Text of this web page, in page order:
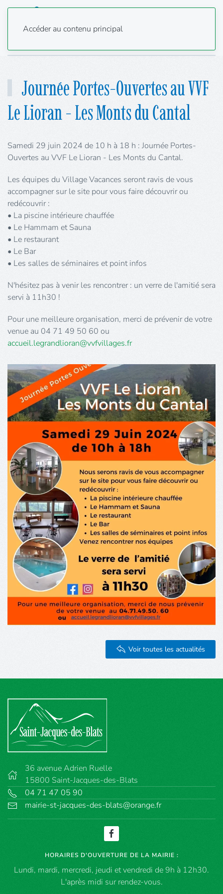
Accéder au contenu principal
Journée Portes-Ouvertes au VVF
Le Lioran - Les Monts du Cantal
Samedi 29 juin 2024 de 10 h à 18 h : Journée Portes-
Ouvertes au VVF Le Lioran - Les Monts du Cantal.
Les équipes du Village Vacances seront ravis de vous
accompagner sur le site pour vous faire découvrir ou
redécouvrir :
• La piscine intérieure chauffée
• Le Hammam et Sauna
• Le restaurant
• Le Bar
• Les salles de séminaires et point infos
N'hésitez pas à venir les rencontrer : un verre de l'amitié sera
servi à 11h30 !
Pour une meilleure organisation, merci de prévenir de votre
venue au 04 71 49 50 60 ou
accueil.legrandlioran@vvfvillages.fr
Voir toutes les actualités
36 avenue Adrien Ruelle
15800 Saint-Jacques-des-Blats
04 71 47 05 90
mairie-st-jacques-des-blats@orange.fr
HORAIRES D'OUVERTURE DE LA MAIRIE :
Lundi, mardi, mercredi, jeudi et vendredi de 9h à 12h30.
L'après midi sur rendez-vous.